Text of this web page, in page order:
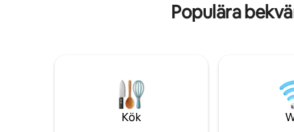
trädgårdsmöbel och en med elektrisk
Populära
Kök